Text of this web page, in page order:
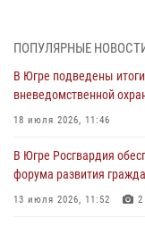
27 июля 2026, 11:42
Представители
межведомственных
27 июля 2026, 04:35
Росгвардейцы провели
24 июля 2026, 04:17 3
ПОПУЛЯРНЫЕ
В Югре подведены
вневедомственной
18 июля 2026, 11:46
В Югре Росгвардия
форума развития
13 июля 2026, 11:52 2